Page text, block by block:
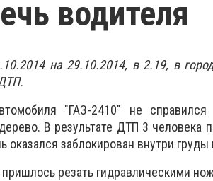
водителя
на 29.10.2014, в 2.19, в
"ГАЗ-2410" не
В результате ДТП 3 человека
оказался заблокирован внутри
резать гидравлическими